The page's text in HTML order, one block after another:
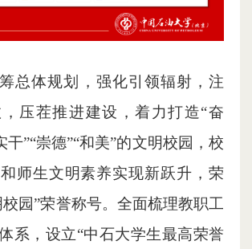
总体规划，强化引领辐射，注
压茬推进建设，着力打造“奋
干”“崇德”“和美”的文明校园，校
师生文明素养实现新跃升，荣
园”荣誉称号。全面梳理教职工
系，设立“中石大学生最高荣誉